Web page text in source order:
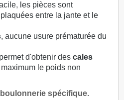
les pièces sont
entre la jante et le
, aucune usure prématurée du
d'obtenir des cales
maximum le poids non
spécifique.